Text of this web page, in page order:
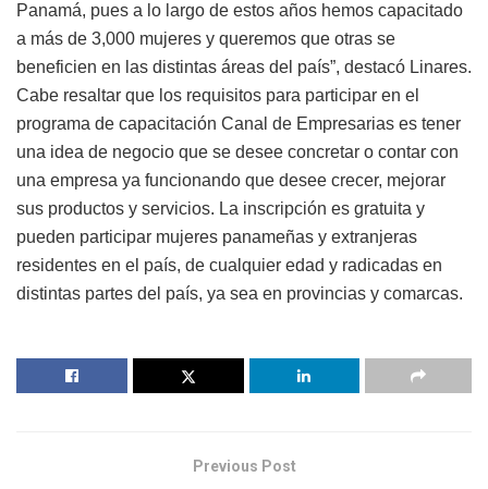
Panamá, pues a lo largo de estos años hemos capacitado
a más de 3,000 mujeres y queremos que otras se
beneficien en las distintas áreas del país”, destacó Linares.
Cabe resaltar que los requisitos para participar en el
programa de capacitación Canal de Empresarias es tener
una idea de negocio que se desee concretar o contar con
una empresa ya funcionando que desee crecer, mejorar
sus productos y servicios. La inscripción es gratuita y
pueden participar mujeres panameñas y extranjeras
residentes en el país, de cualquier edad y radicadas en
distintas partes del país, ya sea en provincias y comarcas.
Previous Post